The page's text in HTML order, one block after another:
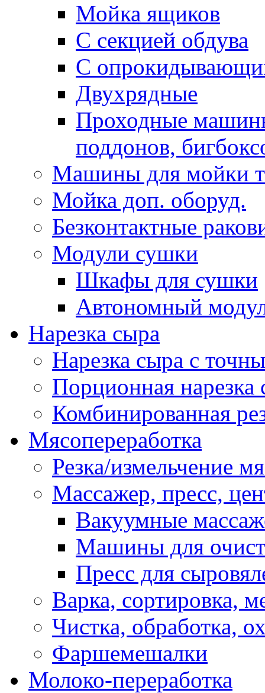
Мойка ящиков
С секцией обдува
С
Двухрядные
Проходныe
поддонов,
Машины для мойки
Мойка доп. оборуд.
Безконтактные
Модули сушки
Шкафы для сушки
Автономный
Нарезка сыра
Нарезка сыра с
Порционная нарезка
Комбинированная
Мясопереработка
Резка/измельчение
Массажер, пресс,
Вакуумные
Машины для
Пресс для
Варка, сортировка,
Чистка, обработка,
Фаршемешалки
Молоко-переработка